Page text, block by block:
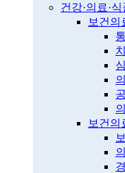
건강·의료·식
보건의
보건의